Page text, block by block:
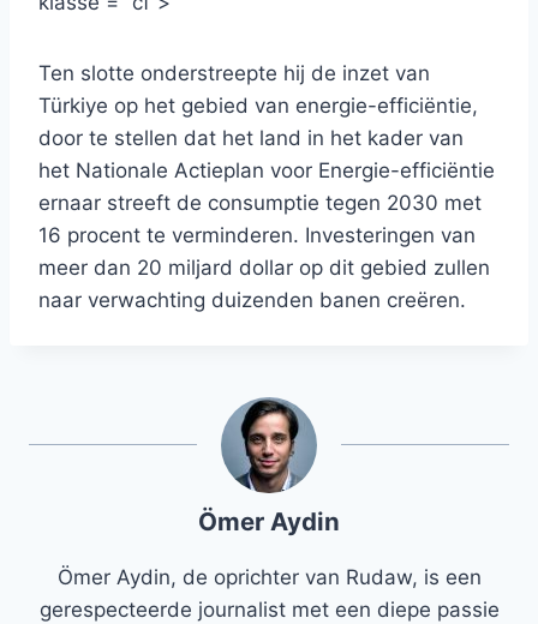
Ten slotte onderstreepte hij de inzet van
Türkiye op het gebied van energie-efficiëntie,
door te stellen dat het land in het kader van
het Nationale Actieplan voor Energie-efficiëntie
ernaar streeft de consumptie tegen 2030 met
16 procent te verminderen. Investeringen van
meer dan 20 miljard dollar op dit gebied zullen
naar verwachting duizenden banen creëren.
Ömer Aydin
Ömer Aydin, de oprichter van Rudaw, is een
gerespecteerde journalist met een diepe passie